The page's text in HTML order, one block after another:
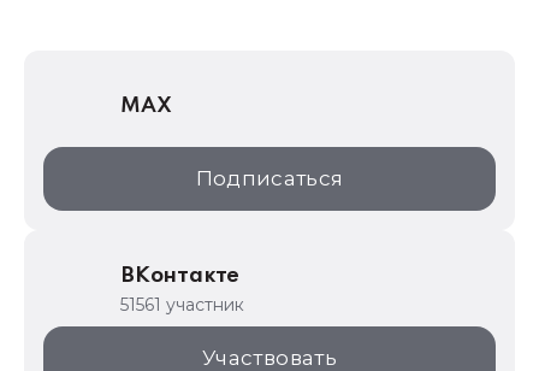
1С:Дистрибьюция
1С:Образование
ИТС.1C.ru
1С:Торговая площадка
MAX
Подписаться
ВКонтакте
51561 участник
Участвовать